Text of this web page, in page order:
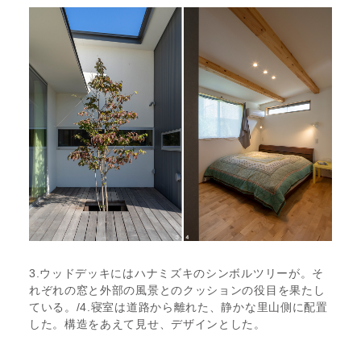
3.ウッドデッキにはハナミズキのシンボルツリーが。そ
れぞれの窓と外部の風景とのクッションの役目を果たし
ている。/4.寝室は道路から離れた、静かな里山側に配置
した。構造をあえて見せ、デザインとした。